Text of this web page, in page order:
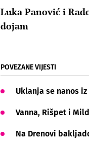
Luka Panović i
dojam
POVEZANE VIJESTI
Uklanja se nanos
Vanna, Rišpet i
Na Drenovi